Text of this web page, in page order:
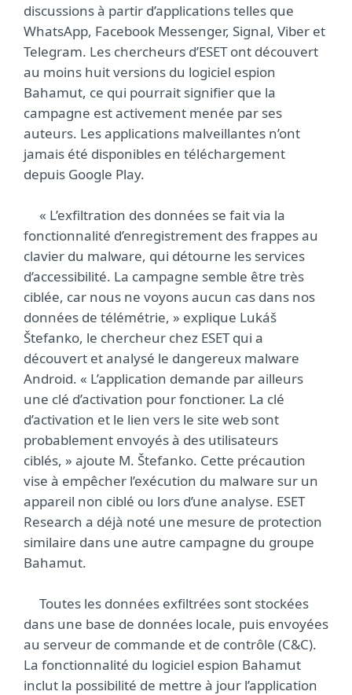
discussions à partir d’applications telles que
WhatsApp, Facebook Messenger, Signal, Viber et
Telegram. Les chercheurs d’ESET ont découvert
au moins huit versions du logiciel espion
Bahamut, ce qui pourrait signifier que la
campagne est activement menée par ses
auteurs. Les applications malveillantes n’ont
jamais été disponibles en téléchargement
depuis Google Play.
« L’exfiltration des données se fait via la
fonctionnalité d’enregistrement des frappes au
clavier du malware, qui détourne les services
d’accessibilité. La campagne semble être très
ciblée, car nous ne voyons aucun cas dans nos
données de télémétrie, » explique Lukáš
Štefanko, le chercheur chez ESET qui a
découvert et analysé le dangereux malware
Android. « L’application demande par ailleurs
une clé d’activation pour fonctioner. La clé
d’activation et le lien vers le site web sont
probablement envoyés à des utilisateurs
ciblés, » ajoute M. Štefanko. Cette précaution
vise à empêcher l’exécution du malware sur un
appareil non ciblé ou lors d’une analyse. ESET
Research a déjà noté une mesure de protection
similaire dans une autre campagne du groupe
Bahamut.
Toutes les données exfiltrées sont stockées
dans une base de données locale, puis envoyées
au serveur de commande et de contrôle (C&C).
La fonctionnalité du logiciel espion Bahamut
inclut la possibilité de mettre à jour l’application